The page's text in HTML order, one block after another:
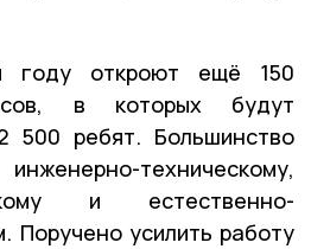
году откроют ещё 150
в которых будут
500 ребят. Большинство
техническому,
и естественно-
Поручено усилить работу